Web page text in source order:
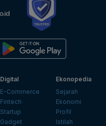
Digital
E-Commerce
Fintech
Startup
Gadget
Ekonopedia
Sejarah
Ekonomi
Profil
Istilah